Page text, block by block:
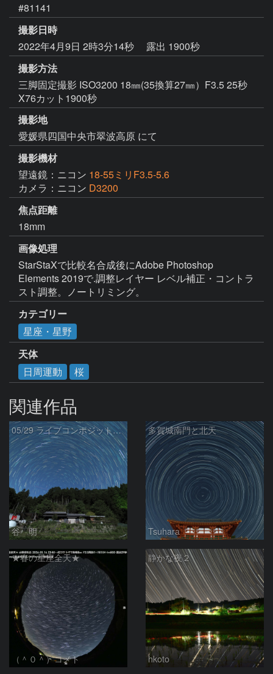
#81141
撮影日時
2022年4月9日 2時3分14秒
露出 1900秒
撮影方法
三脚固定撮影 ISO3200 18㎜(35換算27㎜）F3.5 25秒
X76カット1900秒
撮影地
愛媛県四国中央市翠波高原 にて
撮影機材
望遠鏡：ニコン 18-55ミリF3.5-5.6
カメラ：ニコン D3200
焦点距離
18mm
画像処理
StarStaXで比較名合成後にAdobe Photoshop
Elements 2019で.調整レイヤー レベル補正・コントラ
スト調整。ノートリミング。
カテゴリー
星座・星野
天体
日周運動
桜
関連作品
05/29 ライブコンポジット試写
谷 明
多賀城南門と北天
Tsuhara
★春の星座全天★
（＾０＾）コメト
静かな夜２
hkoto